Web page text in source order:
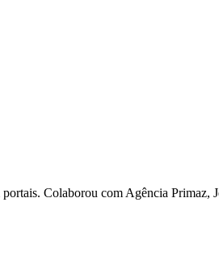
Colaborou com Agência Primaz,